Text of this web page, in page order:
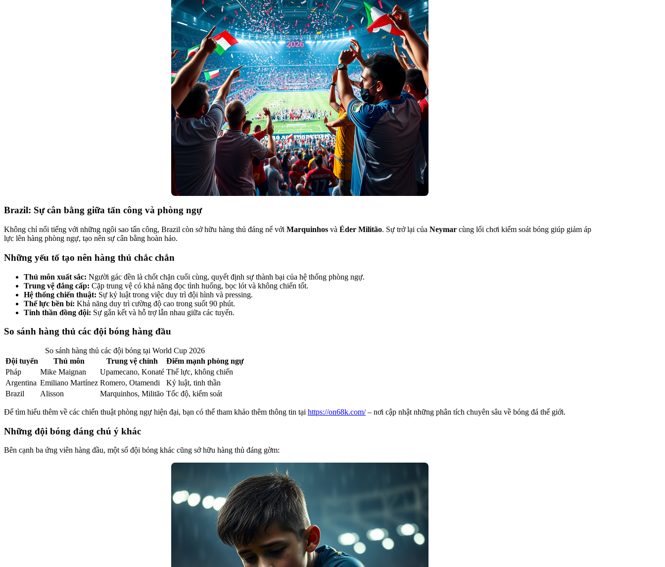
Brazil: Sự cân bằng giữa tấn công và phòng ngự
Không chỉ nổi tiếng với những ngôi sao tấn công, Brazil còn sở hữu hàng thủ đáng nể với Marquinhos và Éder Militão. Sự trở lại của Neymar cùng lối chơi kiểm soát bóng giúp giảm áp
lực lên hàng phòng ngự, tạo nên sự cân bằng hoàn hảo.
Những yếu tố tạo nên hàng thủ chắc chắn
Thủ môn xuất sắc: Người gác đền là chốt chặn cuối cùng, quyết định sự thành bại của hệ thống phòng ngự.
Trung vệ đẳng cấp: Cặp trung vệ có khả năng đọc tình huống, bọc lót và không chiến tốt.
Hệ thống chiến thuật: Sự kỷ luật trong việc duy trì đội hình và pressing.
Thể lực bền bỉ: Khả năng duy trì cường độ cao trong suốt 90 phút.
Tinh thần đồng đội: Sự gắn kết và hỗ trợ lẫn nhau giữa các tuyến.
So sánh hàng thủ các đội bóng hàng đầu
So sánh hàng thủ các đội bóng tại World Cup 2026
Đội tuyển
Thủ môn Trung vệ chính
Điểm mạnh phòng ngự
Pháp
Mike Maignan Upamecano, Konaté Thể lực, không chiến
Argentina Emiliano Martínez Romero, Otamendi
Kỷ luật, tinh thần
Brazil
Alisson Marquinhos, Militão Tốc độ, kiểm soát
Để tìm hiểu thêm về các chiến thuật phòng ngự hiện đại, bạn có thể tham khảo thêm thông tin tại https://on68k.com/– nơi cập nhật những phân tích chuyên sâu về bóng đá thế giới.
Những đội bóng đáng chú ý khác
Bên cạnh ba ứng viên hàng đầu, một số đội bóng khác cũng sở hữu hàng thủ đáng gờm: